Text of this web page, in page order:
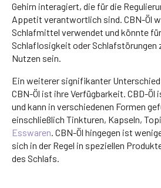
Gehirn interagiert, die für die
Appetit verantwortlich sind. CBN-Öl
Schlafmittel verwendet und könnte
Schlaflosigkeit oder Schlafstörungen
Nutzen sein.
Ein weiterer signifikanter
CBN-Öl ist ihre Verfügbarkeit. CBD-
und kann in verschiedenen Formen
einschließlich Tinkturen, Kapseln,
Esswaren. CBN-Öl hingegen ist
sich in der Regel in speziellen
des Schlafs.